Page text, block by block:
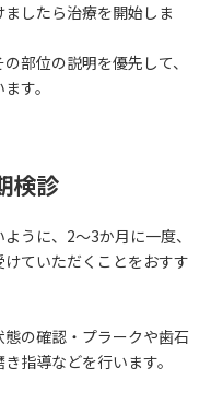
したら治療を開始しま
部位の説明を優先して、
す。
検診
うに、2～3か月に一度、
ていただくことをおすす
の確認・プラークや歯石
指導などを行います。